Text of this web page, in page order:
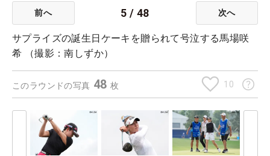
前へ 5 / 48 次へ
サプライズの誕生日ケーキを贈られて号泣する馬場咲
希 （撮影：南しずか）
このラウンドの写真 48枚 10